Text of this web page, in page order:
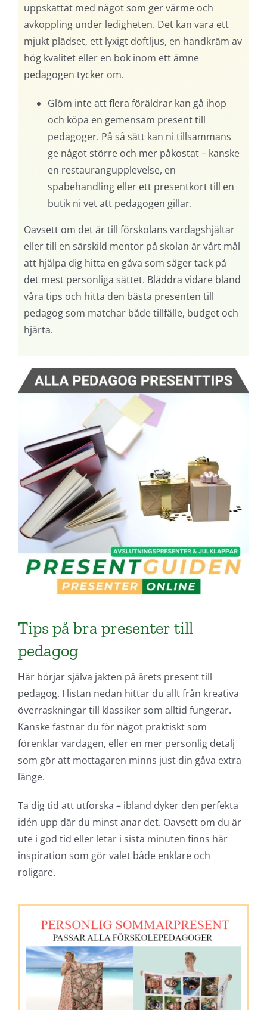
uppskattat med något som ger värme och
avkoppling under ledigheten. Det kan vara ett
mjukt plädset, ett lyxigt doftljus, en handkräm av
hög kvalitet eller en bok inom ett ämne
pedagogen tycker om.
Glöm inte att flera föräldrar kan gå ihop
och köpa en gemensam present till
pedagoger. På så sätt kan ni tillsammans
ge något större och mer påkostat – kanske
en restaurangupplevelse, en
spabehandling eller ett presentkort till en
butik ni vet att pedagogen gillar.
Oavsett om det är till förskolans vardagshjältar
eller till en särskild mentor på skolan är vårt mål
att hjälpa dig hitta en gåva som säger tack på
det mest personliga sättet. Bläddra vidare bland
våra tips och hitta den bästa presenten till
pedagog som matchar både tillfälle, budget och
hjärta.
Tips på bra presenter till
pedagog
Här börjar själva jakten på årets present till
pedagog. I listan nedan hittar du allt från kreativa
överraskningar till klassiker som alltid fungerar.
Kanske fastnar du för något praktiskt som
förenklar vardagen, eller en mer personlig detalj
som gör att mottagaren minns just din gåva extra
länge.
Ta dig tid att utforska – ibland dyker den perfekta
idén upp där du minst anar det. Oavsett om du är
ute i god tid eller letar i sista minuten finns här
inspiration som gör valet både enklare och
roligare.